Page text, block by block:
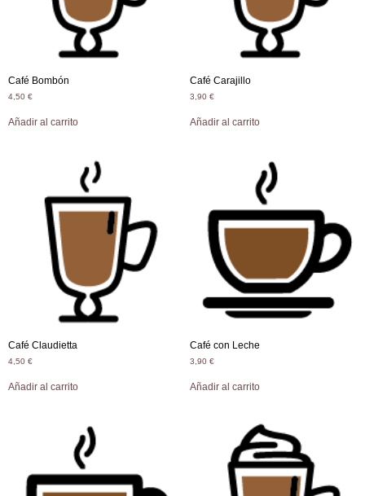
Café Bombón
4,50 €
Añadir al carrito
Café Carajillo
3,90 €
Añadir al carrito
Café Claudietta
4,50 €
Añadir al carrito
Café con Leche
3,90 €
Añadir al carrito